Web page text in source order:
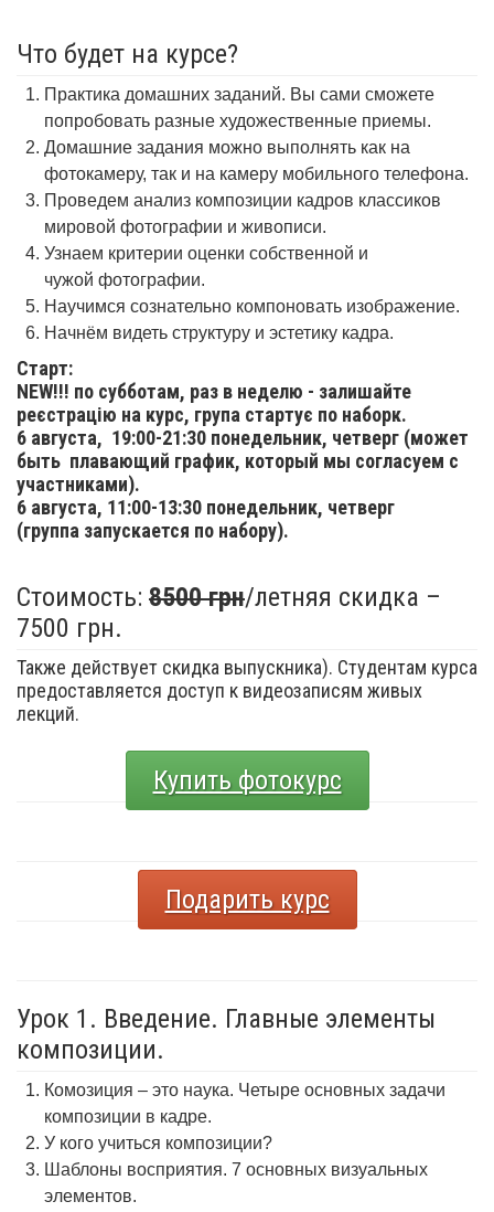
Что будет на курсе?
Практика домашних заданий. Вы сами сможете
попробовать разные художественные приемы.
Домашние задания можно выполнять как на
фотокамеру, так и на камеру мобильного телефона.
Проведем анализ композиции кадров классиков
мировой фотографии и живописи.
Узнаем критерии оценки собственной и
чужой фотографии.
Научимся сознательно компоновать изображение.
Начнём видеть структуру и эстетику кадра.
Старт:
NEW!!! по субботам, раз в неделю - залишайте
реєстрацію на курс, група стартує по наборк.
6 августа, 19:00-21:30 понедельник, четверг (может
быть плавающий график, который мы согласуем с
участниками).
6 августа, 11:00-13:30 понедельник, четверг
(группа запускается по набору).
Стоимость: 8500 грн/летняя скидка –
7500 грн.
Также действует скидка выпускника). Студентам курса
предоставляется доступ к видеозаписям живых
лекций.
Купить фотокурс
Подарить курс
Урок 1. Введение. Главные элементы
композиции.
Комозиция – это наука. Четыре основных задачи
композиции в кадре.
У кого учиться композиции?
Шаблоны восприятия. 7 основных визуальных
элементов.